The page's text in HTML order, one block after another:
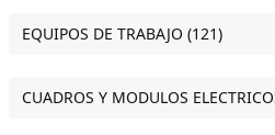
EQUIPOS DE TRABAJO (121)
CUADROS Y MODULOS